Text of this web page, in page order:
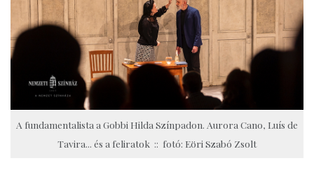
A fundamentalista a Gobbi Hilda Színpadon. Aurora Cano, Luís de
Tavira... és a feliratok :: fotó: Eöri Szabó Zsolt